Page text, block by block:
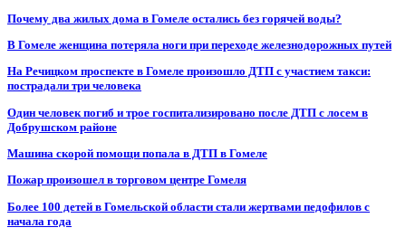
Почему два жилых дома в Гомеле остались без горячей воды?
В Гомеле женщина потеряла ноги при переходе железнодорожных путей
На Речицком проспекте в Гомеле произошло ДТП с участием такси:
пострадали три человека
Один человек погиб и трое госпитализировано после ДТП с лосем в
Добрушском районе
Машина скорой помощи попала в ДТП в Гомеле
Пожар произошел в торговом центре Гомеля
Более 100 детей в Гомельской области стали жертвами педофилов с
начала года